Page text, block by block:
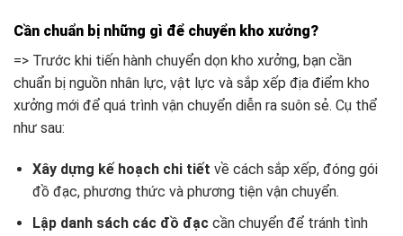
Cần chuẩn bị những gì để chuyển kho xưởng?
=> Trước khi tiến hành chuyển dọn kho xưởng, bạn cần
chuẩn bị nguồn nhân lực, vật lực và sắp xếp địa điểm kho
xưởng mới để quá trình vận chuyển diễn ra suôn sẻ. Cụ thể
như sau:
Xây dựng kế hoạch chi tiết về cách sắp xếp, đóng gói
đồ đạc, phương thức và phương tiện vận chuyển.
Lập danh sách các đồ đạccần chuyển để tránh tình